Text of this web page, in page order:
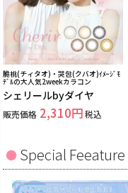
脆桃(チィタオ)・哭包(クバオ)ｲﾒｰｼﾞﾓ
ﾃﾞﾙの大人気2weekカラコン
シェリールbyダイヤ
販売価格 2,310 税込
Special Feeature